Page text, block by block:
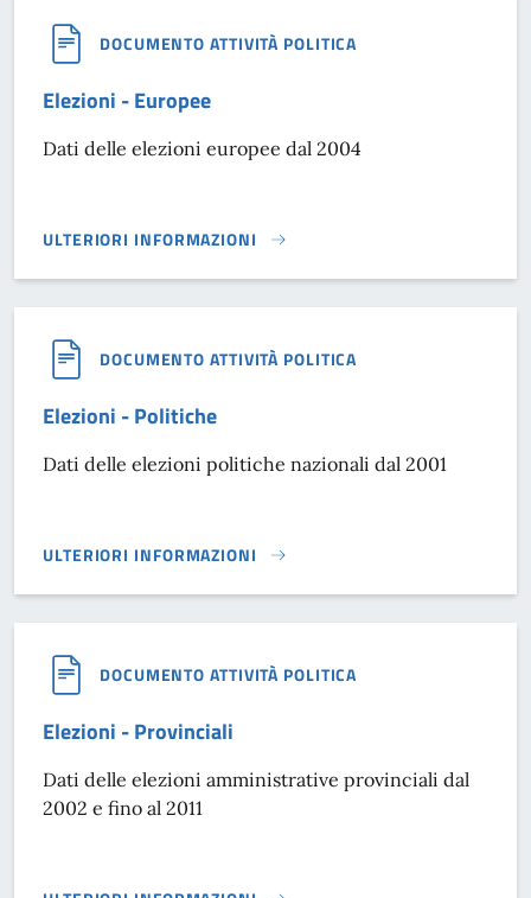
DOCUMENTO ATTIVITÀ POLITICA
Elezioni - Europee
Dati delle elezioni europee dal 2004
ULTERIORI INFORMAZIONI
ELEZIONI - EUROPEE}
DOCUMENTO ATTIVITÀ POLITICA
Elezioni - Politiche
Dati delle elezioni politiche nazionali dal 2001
ULTERIORI INFORMAZIONI
ELEZIONI - POLITICHE}
DOCUMENTO ATTIVITÀ POLITICA
Elezioni - Provinciali
Dati delle elezioni amministrative provinciali dal
2002 e fino al 2011